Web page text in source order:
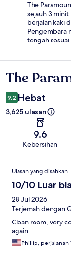
The
sejauh 3 minit
berjalan kaki
Pengembara
tengah
Ulasan
The
9.2 Hebat
3,625 ulasan
9.6
Kebersihan
Ulasan
Ulasan yang disahkan
10/10 Luar
28 Jul 2026
Terjemah dengan
Clean room, very
again.
Phillip, perjalanan